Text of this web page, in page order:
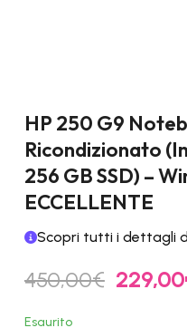
HP 250 G9
Ricondizionato
256 GB SSD) –
ECCELLENTE
Scopri tutti i dettagli
450,00€ Il
prezzo
229,00
Esaurito